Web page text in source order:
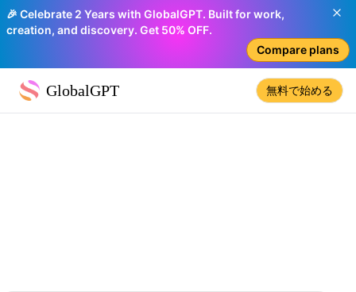
🎉 Celebrate 2 Years with GlobalGPT. Built for work,
creation, and discovery. Get 50% OFF.
Compare plans
GlobalGPT 無料で始める